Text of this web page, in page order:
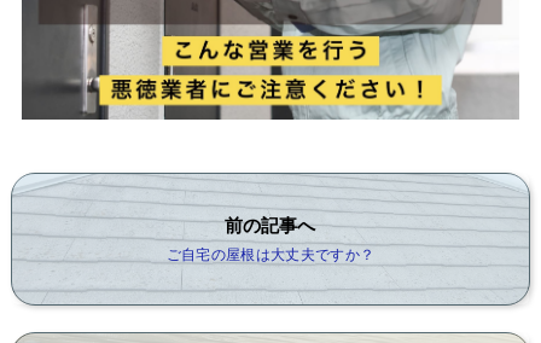
前の記事へ
ご自宅の屋根は大丈夫ですか？